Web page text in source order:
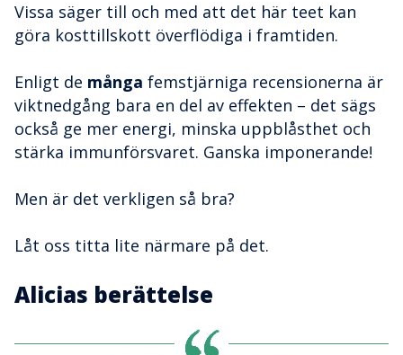
Vissa säger till och med att det här teet kan
göra kosttillskott överflödiga i framtiden.
Enligt de många femstjärniga recensionerna är
viktnedgång bara en del av effekten – det sägs
också ge mer energi, minska uppblåsthet och
stärka immunförsvaret. Ganska imponerande!
Men är det verkligen så bra?
Låt oss titta lite närmare på det.
Alicias berättelse